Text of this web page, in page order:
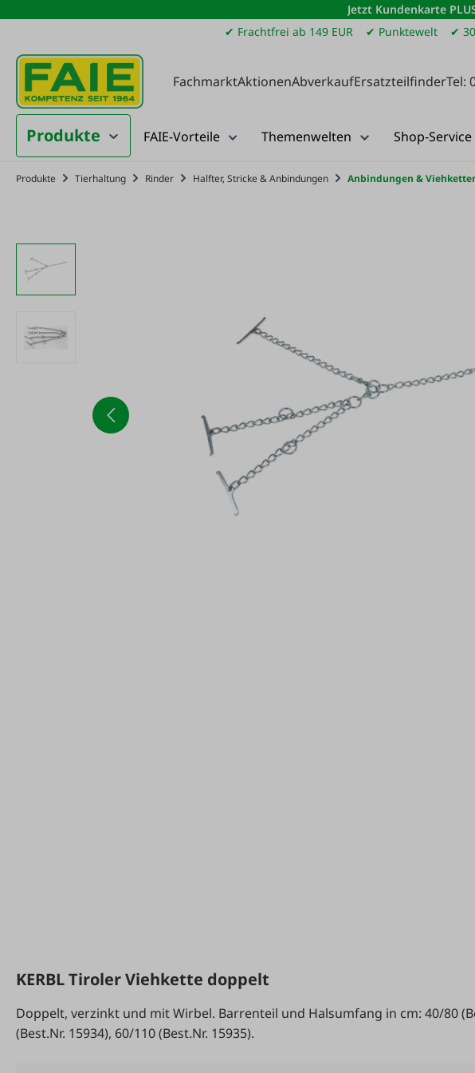
Hauptinhalt springen
Zur Suche springen
Zur Hauptnavigation springen
Jetzt Kundenkarte
✔ Frachtfrei ab 149 EUR
✔ Punktewelt ✔
FachmarktAktionenAbverkaufErsatzteilfinderTel:
Produkte FAIE-Vorteile Themenwelten Shop-Service
Produkte Tierhaltung Rinder Halfter, Stricke & Anbindungen Anbindungen &
KERBL Tiroler Viehkette doppelt
Doppelt, verzinkt und mit Wirbel. Barrenteil und Halsumfang in cm: 40/80
(Best.Nr. 15934), 60/110 (Best.Nr. 15935).